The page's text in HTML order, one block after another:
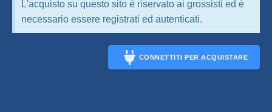
L'acquisto su questo sito è riservato ai grossisti ed è
necessario essere registrati ed autenticati.
CONNETTITI PER ACQUISTARE